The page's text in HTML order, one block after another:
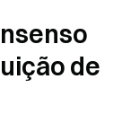
de